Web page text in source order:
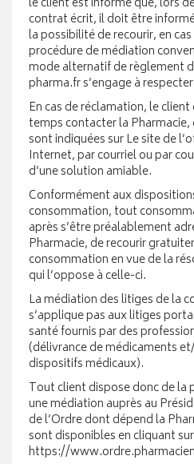
contrat écrit, il doit être
la possibilité de recourir, en
procédure de médiation
mode alternatif de règlement
pharma.fr s’engage à
En cas de réclamation, le
temps contacter la
sont indiquées sur Le site de
Internet, par courriel ou par
d’une solution amiable.
Conformément aux
consommation, tout
après s’être préalablement
Pharmacie, de recourir
consommation en vue de la
qui l’oppose à celle-ci.
La médiation des litiges de la
s’applique pas aux litiges
santé fournis par des
(délivrance de médicaments
dispositifs médicaux).
Tout client dispose donc de la
une médiation auprès au
de l’Ordre dont dépend la
sont disponibles en cliquant
https://